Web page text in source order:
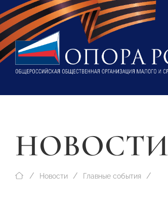
НОВОСТИ
Новости Главные события